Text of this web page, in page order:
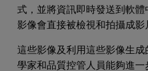
式，並將資訊即時發送到軟
影像會直接被檢視和拍攝成影
這些影像及利用這些影像生
學家和品質控管人員能夠進